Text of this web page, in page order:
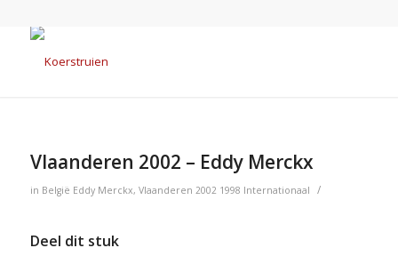
Vlaanderen 2002 – Eddy Merckx
in België Eddy Merckx, Vlaanderen 2002 1998 Internationaal /
Deel dit stuk